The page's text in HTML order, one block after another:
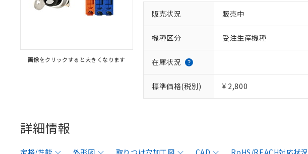
画像をクリックすると大きくなります
販売状況 販売中
機種区分 受注生産機種
在庫状況
標準価格(税別) ¥ 2,800
詳細情報
定格/性能 外形図 取りつけ穴加工図 CAD RoHS/REACH対応状況